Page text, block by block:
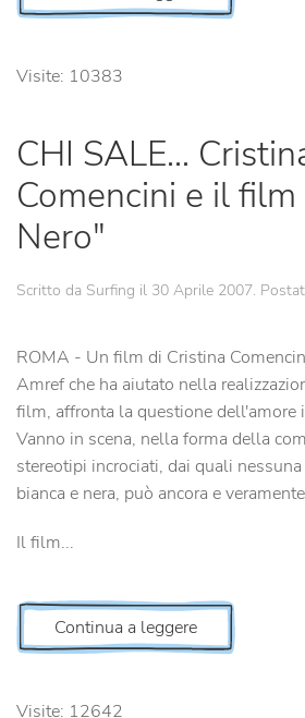
Visite: 10383
CHI SALE...
Comencini e il
Nero"
Scritto da Surfing il 30 Aprile 2007.
ROMA - Un film di Cristina
Amref che ha aiutato nella
film, affronta la questione dell'amore
Vanno in scena, nella forma della
stereotipi incrociati, dai quali
bianca e nera, può ancora e
Il film...
Continua a leggere
Visite: 12642